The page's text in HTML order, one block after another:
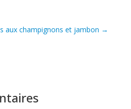
aux champignons et jambon →